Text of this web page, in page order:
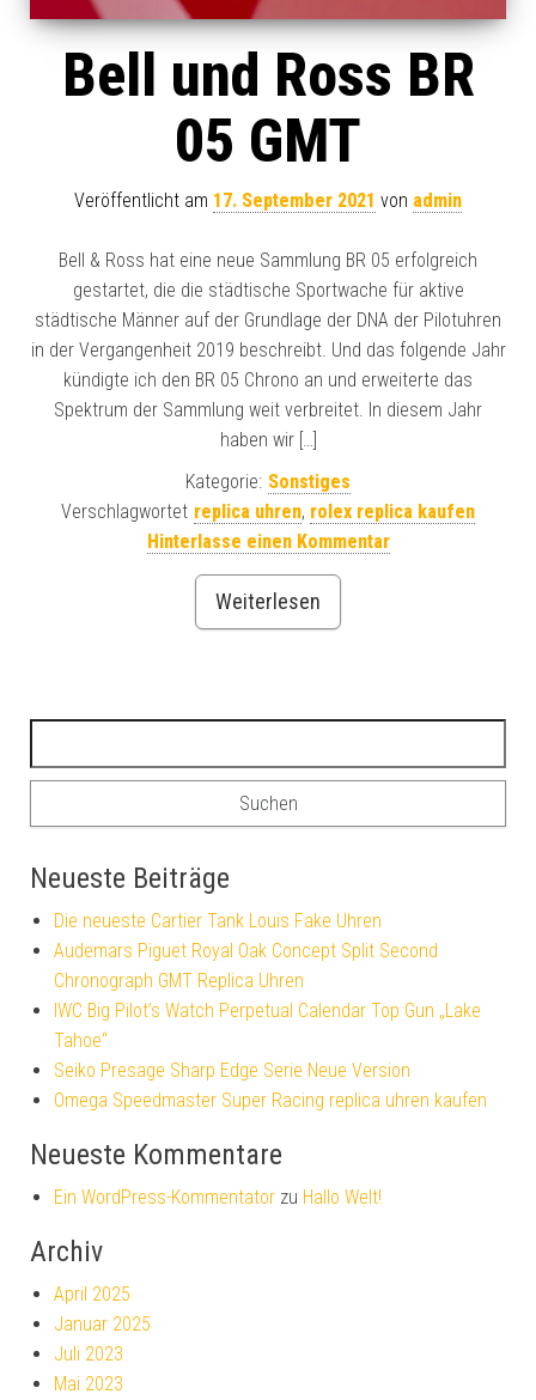
Bell und Ross BR
05 GMT
Veröffentlicht am 17. September 2021 von admin
Bell & Ross hat eine neue Sammlung BR 05 erfolgreich
gestartet, die die städtische Sportwache für aktive
städtische Männer auf der Grundlage der DNA der Pilotuhren
in der Vergangenheit 2019 beschreibt. Und das folgende Jahr
kündigte ich den BR 05 Chrono an und erweiterte das
Spektrum der Sammlung weit verbreitet. In diesem Jahr
haben wir […]
Kategorie: Sonstiges
Verschlagwortet replica uhren, rolex replica kaufen
Hinterlasse einen Kommentar
Weiterlesen
Neueste Beiträge
Die neueste Cartier Tank Louis Fake Uhren
Audemars Piguet Royal Oak Concept Split Second
Chronograph GMT Replica Uhren
IWC Big Pilot’s Watch Perpetual Calendar Top Gun „Lake
Tahoe“
Seiko Presage Sharp Edge Serie Neue Version
Omega Speedmaster Super Racing replica uhren kaufen
Neueste Kommentare
Ein WordPress-Kommentator zu Hallo Welt!
Archiv
April 2025
Januar 2025
Juli 2023
Mai 2023